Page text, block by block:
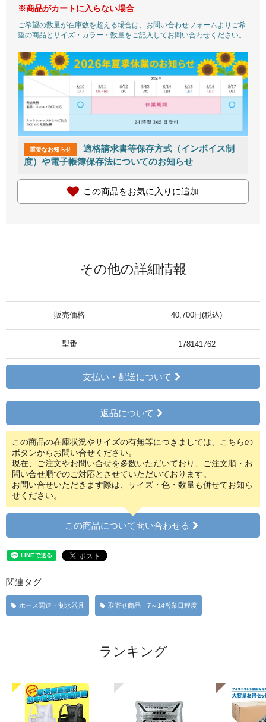
※商品がカートに入らない場合
ご希望の数量が在庫数を超える場合は、お問い合わせフォームよりご希
望の商品とサイズ・カラー・数量をご記入してお問い合わせください。
重要なお知らせ
適格請求書等保存方式（インボイス制
度）や電子帳簿保存法についてのお知らせ
この商品をお気に入りに追加
その他の詳細情報
販売価格 40,700円(税込)
型番 178141762
支払い・配送について
返品について
この商品の在庫状況やサイズの有無等につきましては、こちらの
ボタンからお問い合せください。
現在、ご注文やお問い合せを多数いただいており、ご注文順・お
問い合せ順でのご対応とさせていただいております。
お問い合せいただきます際は、サイズ・色・数量も併せてお知ら
せください。
この商品について問い合わせる
関連タグ
ホース関連・制水器具 取寄せ商品 7～14営業日程度
ランキング